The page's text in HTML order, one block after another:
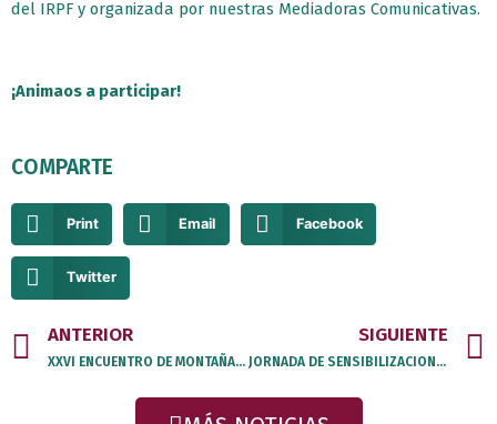
del IRPF y organizada por nuestras Mediadoras Comunicativas.
¡Animaos a participar!
COMPARTE
Print Email Facebook
Twitter
Prev
ANTERIOR
XXVI ENCUENTRO DE MONTAÑA PICOS DE EUROPA
SIGUIENTE
JORNADA DE SENSIBILIZACION PARA ESCOLARES EN SANTA CRUZ DE BEZANA